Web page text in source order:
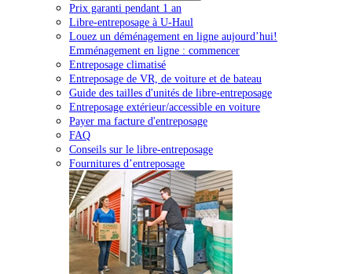
Prix garanti pendant 1 an
Libre-entreposage à U-Haul
Louez un déménagement en ligne aujourd’hui!
Emménagement en ligne : commencer
Entreposage climatisé
Entreposage de VR, de voiture et de bateau
Guide des tailles d'unités de libre-entreposage
Entreposage extérieur/accessible en voiture
Payer ma facture d'entreposage
FAQ
Conseils sur le libre-entreposage
Fournitures d’entreposage